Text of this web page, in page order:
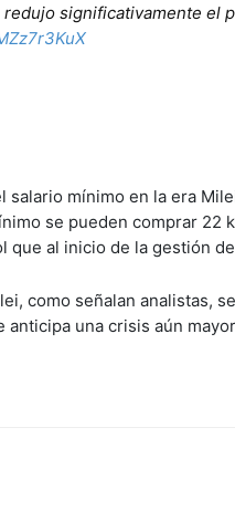
significativamente
mínimo en la era
se pueden comprar 22
que al inicio de la gestión
como señalan analistas,
una crisis aún